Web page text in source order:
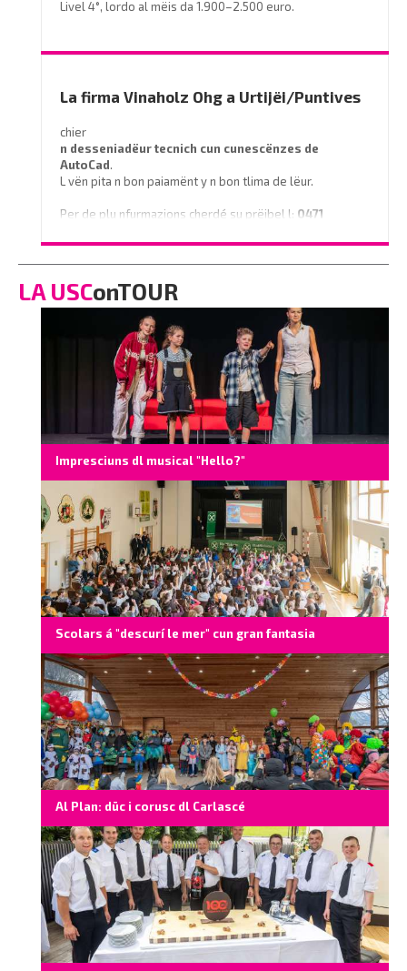
Livel 4°, lordo al mëis da 1.900–2.500 euro.
info@miramontihotel.it
o telefoné al
La firma Vinaholz Ohg a Urtijëi/Puntives
chier
n desseniadëur tecnich cun cunescënzes de
AutoCad.
L vën pita n bon paiamënt y n bon tlima de lëur.
Per de plu nfurmazions cherdé su prëibel l: 0471
o scrì na e-mail a
info@vinaholz.com
LA USConTOUR
Impresciuns dl musical "Hello?"
Scolars á "descurí le mer" cun gran fantasia
Al Plan: düc i corusc dl Carlascé